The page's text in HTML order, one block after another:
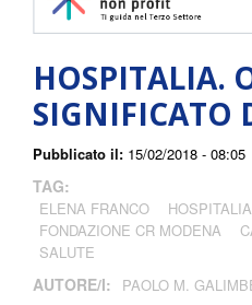
HOSPITALIA.
SIGNIFICATO
Pubblicato il: 15/02/2018 - 08:05
TAG:
ELENA FRANCO HOSPITALIA
FONDAZIONE CR MODENA
SALUTE
AUTORE/I: PAOLO M.